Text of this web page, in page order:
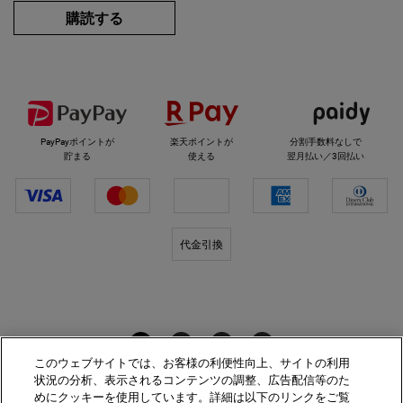
購読する
PayPayポイントが
貯まる
楽天ポイントが
使える
分割手数料なしで
翌月払い／3回払い
代金引換
このウェブサイトでは、お客様の利便性向上、サイトの利用
状況の分析、表示されるコンテンツの調整、広告配信等のた
めにクッキーを使用しています。詳細は以下のリンクをご覧